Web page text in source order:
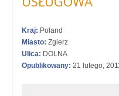
Kraj: Poland
Miasto: Zgierz
Ulica: DOLNA
Opublikowany: 21 lutego,